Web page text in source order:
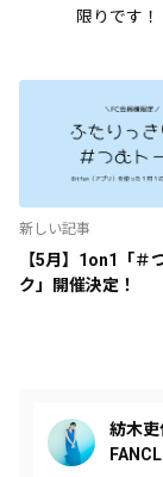
限りです
卍うさたん卍
1年前
Yes‼️今月
新しい記事
【5月】1on1「＃
ク」開催決定！
紡木吏